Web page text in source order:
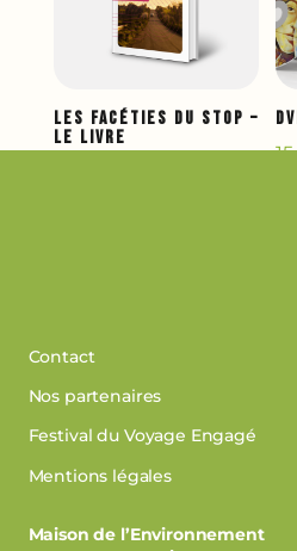
Les Facéties du Stop –
Le livre
Contact
Nos partenaires
Festival du Voyage Engagé
Mentions légales
Maison de l’Environnement